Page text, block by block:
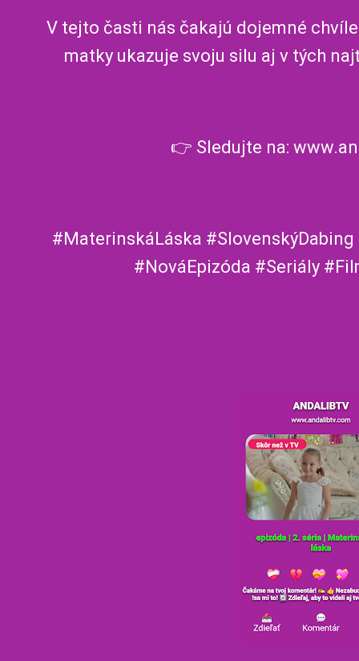
V tejto časti nás čakajú dojemné
matky ukazuje svoju silu aj v tých
👉 Sledujte na:
#MaterinskáLáska
#NováEpizóda #Seriály